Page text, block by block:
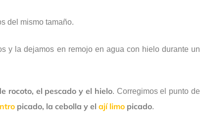
del mismo tamaño.
y la dejamos en remojo en agua con hielo durante un
rocoto, el pescado y el hielo. Corregimos el punto de
picado, la cebolla y el ají limo picado.